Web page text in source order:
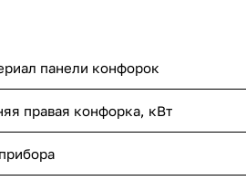
панели конфорок
правая конфорка, кВт